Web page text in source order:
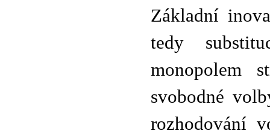
Základní
tedy
monopolem
svobodné
rozhodování